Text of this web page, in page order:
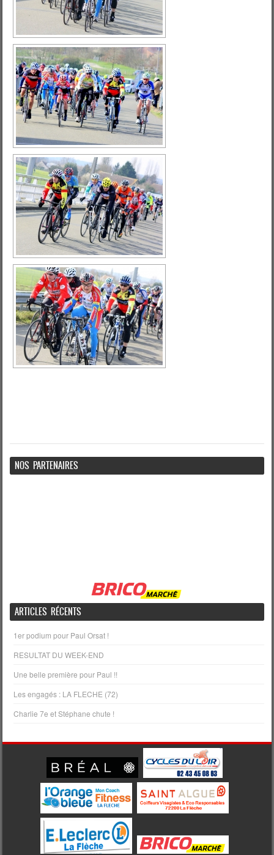
NOS PARTENAIRES
ARTICLES RÉCENTS
1er podium pour Paul Orsat !
RESULTAT DU WEEK-END
Une belle première pour Paul !!
Les engagés : LA FLECHE (72)
Charlie 7e et Stéphane chute !